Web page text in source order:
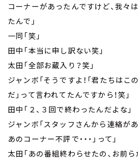
コーナーがあったんですけど、我々
たんで」
一同「笑」
田中「本当に申し訳ない笑」
太田「全部お蔵入り？笑」
ジャンボ「そうですよ！「君たちはこ
だ」って言われてたんですから！笑」
田中「２、３回で終わったんだよな」
ジャンボ「スタッフさんから連絡があ
あのコーナー不評で・・・」って」
太田「あの番組終わらせたの、お前ら